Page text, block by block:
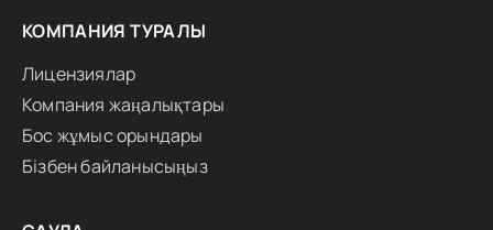
КОМПАНИЯ ТУРАЛЫ
Лицензиялар
Компания жаңалықтары
Бос жұмыс орындары
Бізбен байланысыңыз